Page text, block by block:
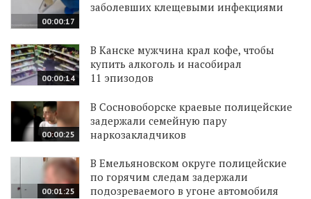
00:00:17
заболевших клещевыми инфекциями
00:00:14
В Канске мужчина крал кофе, чтобы
купить алкоголь и насобирал
11 эпизодов
00:00:25
В Сосновоборске краевые полицейские
задержали семейную пару
наркозакладчиков
00:01:25
В Емельяновском округе полицейские
по горячим следам задержали
подозреваемого в угоне автомобиля